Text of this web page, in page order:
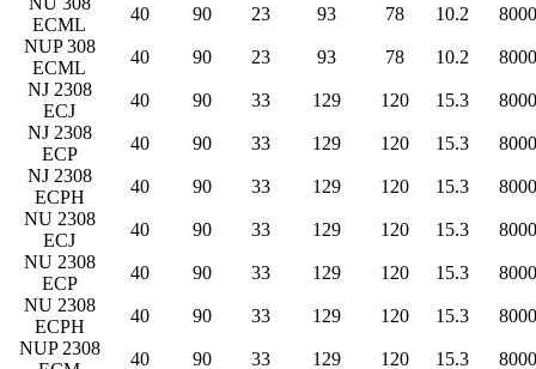
ECML
40 90 23 93 78 10.2
8000
NUP 308
ECML
40 90 23 93 78 10.2
8000
NJ 2308
ECJ
40 90 33 129 120 15.3
8000
NJ 2308
ECP
40 90 33 129 120 15.3
8000
NJ 2308
ECPH
40 90 33 129 120 15.3
8000
NU 2308
ECJ
40 90 33 129 120 15.3
8000
NU 2308
ECP
40 90 33 129 120 15.3
8000
NU 2308
ECPH
40 90 33 129 120 15.3
8000
NUP 2308
40 90 33 129 120 15.3
8000